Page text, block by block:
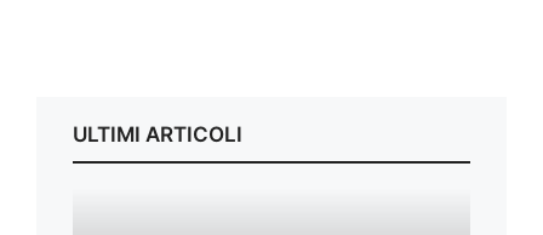
ULTIMI ARTICOLI